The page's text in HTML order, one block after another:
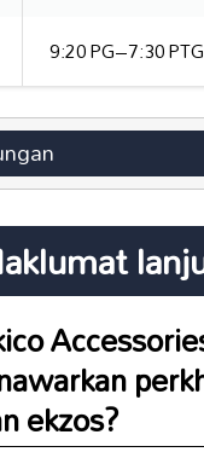
9:20 PG–7:30 PTG
ekzos?